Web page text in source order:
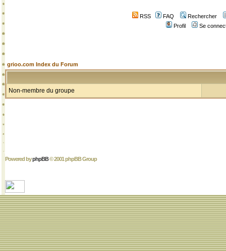
RSS FAQ
Rechercher
Profil
Se
grioo.com Index du Forum
Non-membre du groupe
Powered byphpBB© 2001 phpBB Group